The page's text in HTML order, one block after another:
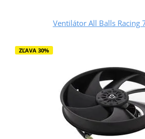
Ventilátor All Balls Racing
ZĽAVA 30%